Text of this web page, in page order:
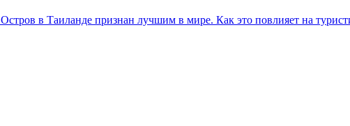
Остров в Таиланде признан лучшим в мире. Как это повлияет на